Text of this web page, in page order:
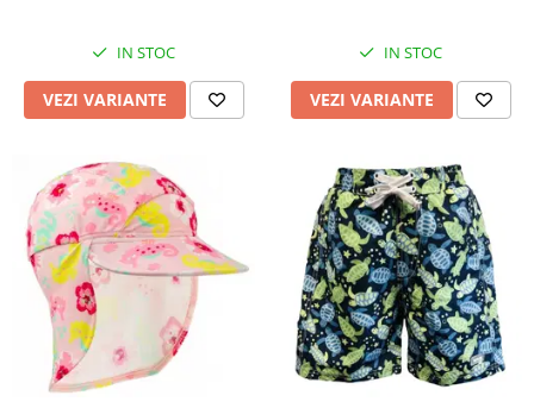
IN STOC
VEZI VARIANTE
IN STOC
VEZI VARIANTE